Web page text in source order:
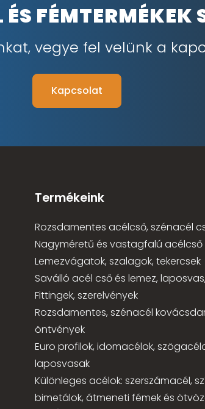
FÉMTERMÉKEK
vegye fel velünk a
Kapcsolat
Termékeink
Rozsdamentes acélcső, szénacél
Nagyméretű és vastagfalú acélcső
Lemezvágatok, szalagok, tekercsek
Saválló acél cső és lemez,
Fittingek, szerelvények
Rozsdamentes, szénacél
öntvények
Euro profilok, idomacélok,
laposvasak
Különleges acélok: szerszámacél,
bimetálok, átmeneti fémek és